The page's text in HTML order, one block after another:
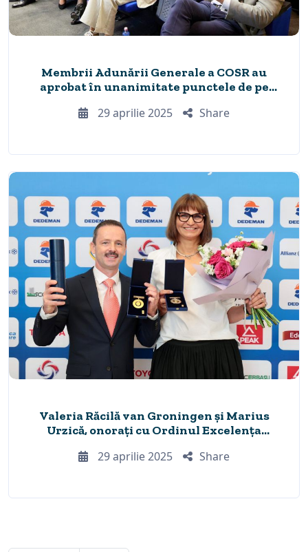
Membrii Adunării Generale a COSR au
aprobat în unanimitate punctele de pe
29 aprilie 2025 Share
Valeria Răcilă van Groningen și Marius
Urzică, onorați cu Ordinul Excelența
29 aprilie 2025 Share